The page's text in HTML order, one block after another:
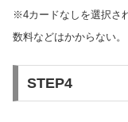
※4カードなしを選択さ
数料などはかからない。
STEP4